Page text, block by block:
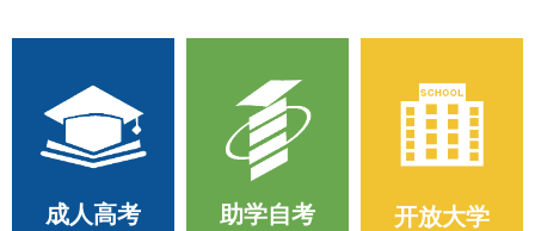
成人高考 助学自考 开放大学